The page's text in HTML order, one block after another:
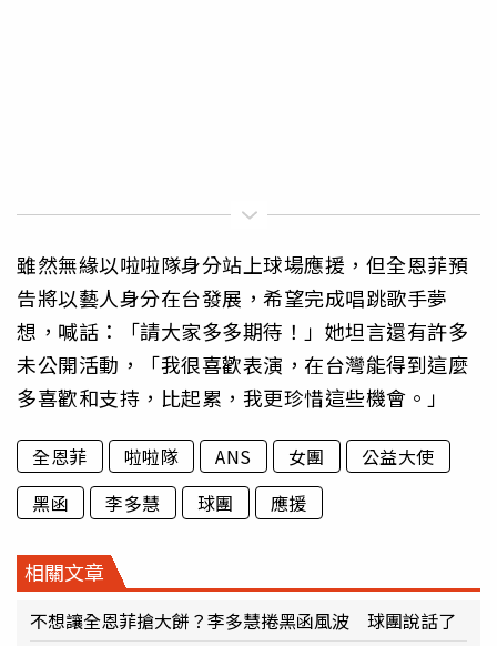
雖然無緣以啦啦隊身分站上球場應援，但全恩菲預
告將以藝人身分在台發展，希望完成唱跳歌手夢
想，喊話：「請大家多多期待！」她坦言還有許多
未公開活動，「我很喜歡表演，在台灣能得到這麼
多喜歡和支持，比起累，我更珍惜這些機會。」
全恩菲 啦啦隊 ANS 女團
公益大使
黑函
李多慧 球團 應援
相關文章
不想讓全恩菲搶大餅？李多慧捲黑函風波 球團說話了